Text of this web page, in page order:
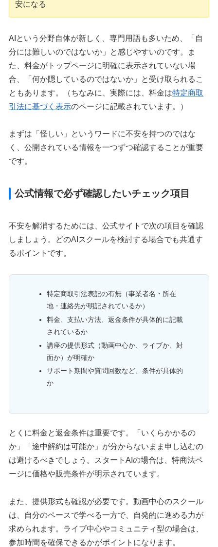
安になる
AIという分野自体が新しく、専門用語も多いため、「自
分には難しいのではないか」と感じやすいのです。ま
た、料金がトップページに明確に表示されていない場
合、「何か隠しているのではないか」と受け取られるこ
ともあります。（ちなみに、実際には、料金は特定商取
引法に基づく表示のページに記載されています。）
まずは「怪しい」というワードに不安を持つのではな
く、公開されている情報を一つずつ確認することが重要
です。
公式情報で必ず確認したいチェック項目
不安を解消するためには、公式サイトで次の項目を確認
しましょう。どのAIスクールを検討する場合でも共通す
るポイントです。
特定商取引法表記の有無（事業者名・所在
地・連絡先が明記されているか）
料金、支払い方法、返金条件が具体的に記載
されているか
講座の提供形式（動画中心か、ライブか、対
面か）が明確か
サポート期間や質問回数など、条件が具体的
か
とくに料金と返金条件は重要です。「いくらかかるの
か」「途中解約は可能か」が分からないまま申し込むの
は避けるべきでしょう。スタートAIの場合は、特商法ペ
ージに価格や販売条件が明示されています。
また、提供形式も確認が必要です。動画中心のスクール
は、自分のペースで学べる一方で、自発的に進める力が
求められます。ライブ中心やコミュニティ型の場合は、
参加時間を確保できるかがポイントになります。